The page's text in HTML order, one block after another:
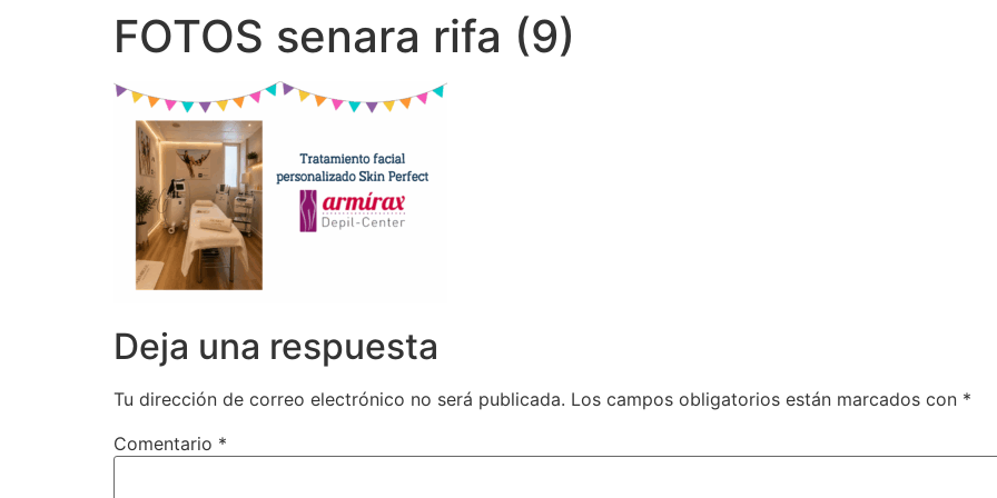
FOTOS senara rifa (9)
Deja una respuesta
Tu dirección de correo electrónico no será publicada. Los campos obligatorios están marcados con *
Comentario *